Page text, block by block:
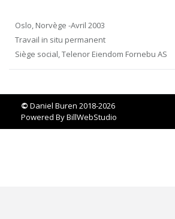
Oslo, Norvège -Avril 2003
Travail in situ permanent
Siège social, Telenor Eiendom Fornebu AS
© Daniel Buren 2018-2026
Powered ByBillWebStudio